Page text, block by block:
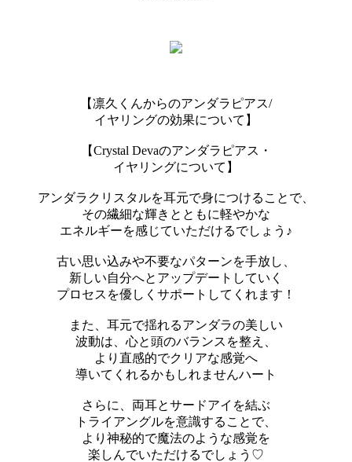
【凛久くんからのアンダラピアス/
イヤリングの効果について】
【Crystal Devaのアンダラピアス・
イヤリングについて】
アンダラクリスタルを耳元で身につけることで、
その繊細な輝きとともに軽やかな
エネルギーを感じていただけるでしょう♪
古い思い込みや不要なパターンを手放し、
新しい自分へとアップデートしていく
プロセスを優しくサポートしてくれます！
また、耳元で揺れるアンダラの美しい
波動は、心と頭のバランスを整え、
より直感的でクリアな感覚へ
導いてくれるかもしれませんハート
さらに、両耳とサードアイを結ぶ
トライアングルを意識することで、
より神秘的で魔法のような感覚を
楽しんでいただけるでしょう♡